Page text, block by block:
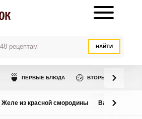
НАЙТИ
🍵 ПЕРВЫЕ БЛЮДА 🍲 ВТОРЫЕ БЛЮДА
Желе из красной смородины Варенье из